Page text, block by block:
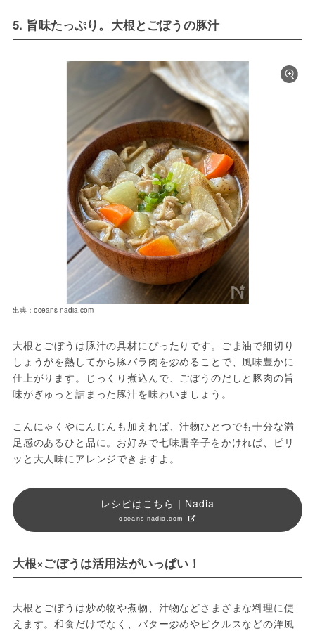
5. 旨味たっぷり。大根とごぼうの豚汁
出典：oceans-nadia.com
大根とごぼうは豚汁の具材にぴったりです。ごま油で細切り
しょうがを熱してから豚バラ肉を炒めることで、風味豊かに
仕上がります。じっくり煮込んで、ごぼうのだしと豚肉の旨
味がぎゅっと詰まった豚汁を味わいましょう。
こんにゃくやにんじんも加えれば、汁物ひとつでも十分な満
足感のあるひと品に。お好みで七味唐辛子をかければ、ピリ
ッと大人味にアレンジできますよ。
レシピはこちら｜Nadia
oceans-nadia.com
大根×ごぼうは活用法がいっぱい！
大根とごぼうは炒め物や煮物、汁物などさまざまな料理に使
えます。和食だけでなく、バター炒めやピクルスなどの洋風